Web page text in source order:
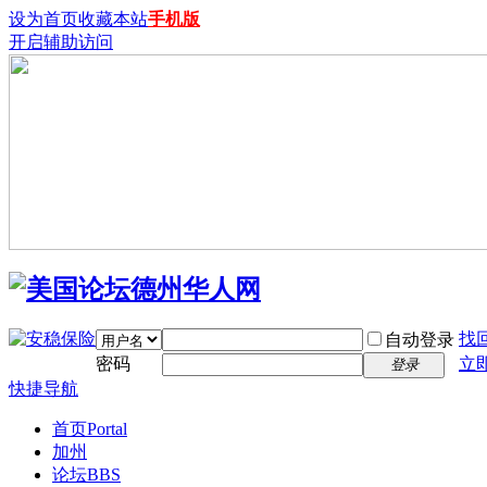
设为首页收藏本站手机版
开启辅助访问
自动登录 找
密码
登录
立
快捷导航
首页Portal
加州
论坛BBS